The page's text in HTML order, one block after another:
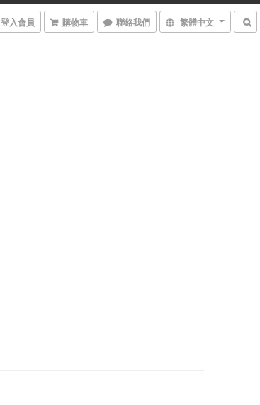
登入會員 購物車 聯絡我們 繁體中文